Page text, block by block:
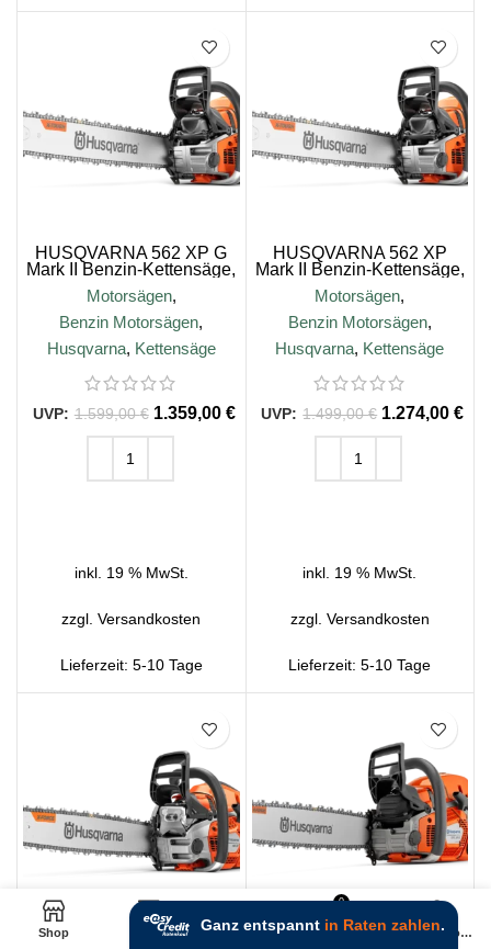
HUSQVARNA 562 XP G
Mark II Benzin-Kettensäge,
45cm
Motorsägen,
Benzin Motorsägen,
Husqvarna, Kettensäge
1.599,00€ 1.359,00 €
inkl. 19 % MwSt.
zzgl.Versandkosten
Lieferzeit: 5-10 Tage
HUSQVARNA 562 XP
Mark II Benzin-Kettensäge,
45cm
Motorsägen,
Benzin Motorsägen,
Husqvarna, Kettensäge
1.499,00€ 1.274,00€
inkl. 19 % MwSt.
zzgl. Versandkosten
Lieferzeit:5-10 Tage
Husqvarna 564 XP® Fuel
HUSQVARNA 572 XP
Shop Filters Wunschliste
0
Warenkorb Mein Account